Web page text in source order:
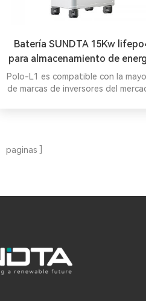
Batería SUNDTA 15Kw
para almacenamiento de
solar en el hogar
Polo-L1 es compatible con la
de marcas de inversores del
paginas